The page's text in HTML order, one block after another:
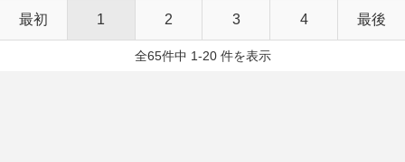
最初 1 2 3 4 最後
全65件中 1-20 件を表示